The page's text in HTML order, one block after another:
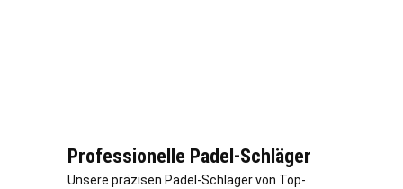
Professionelle Padel-Schläger
Unsere präzisen Padel-Schläger von Top-